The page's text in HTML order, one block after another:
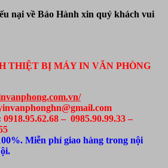
nại về Bảo Hành xin quý khách vui
THIỆT BỊ MÁY IN VĂN PHÒNG
– 0985.90.99.33 –
Miễn phí giao hàng trong nội